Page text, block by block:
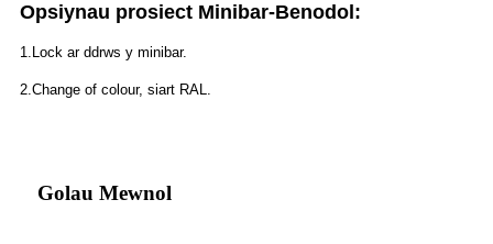
Opsiynau prosiect Minibar-Benodol:
1.Lock ar ddrws y minibar.
2.Change of colour, siart RAL.
Golau Mewnol